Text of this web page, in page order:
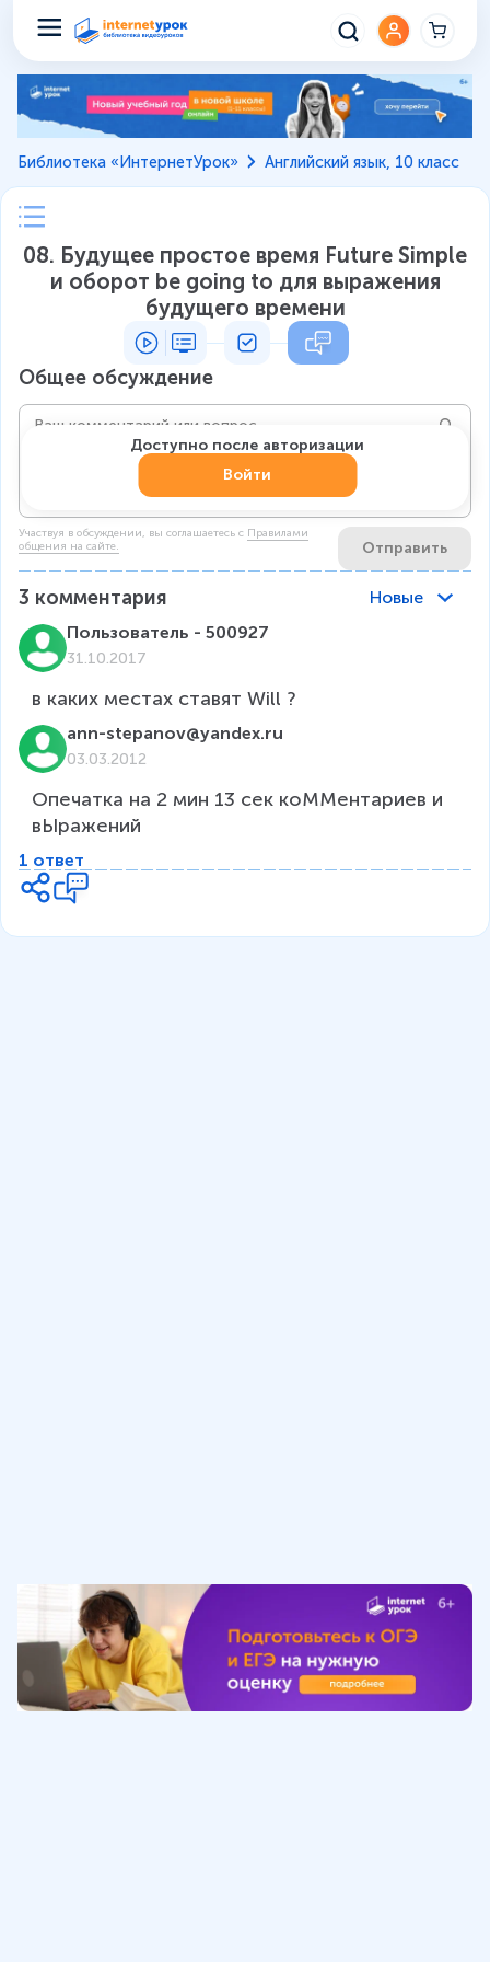
Библиотека «ИнтернетУрок» Английский язык, 10 класс
08. Будущее простое время Future Simple
и оборот be going to для выражения
будущего времени
Общее обсуждение
Участвуя в обсуждении, вы соглашаетесь c Правилами
общения на сайте.
Отправить
Доступно после авторизации
Войти
3 комментария
Новые
Пользователь - 500927
31.10.2017
ann-stepanov@yandex.ru
03.03.2012
Опечатка на 2 мин 13 сек коММентариев и
вЫражений
1 ответ